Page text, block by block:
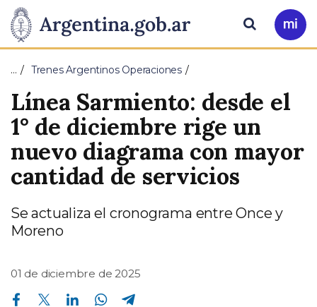
Presidencia
de
la
Nación
Pasar al contenido principal
Ir
a
Buscar
… Trenes Argentinos Operaciones
Línea Sarmiento: desde el
1° de diciembre rige un
nuevo diagrama con mayor
cantidad de servicios
Se actualiza el cronograma entre Once y
Moreno
01 de diciembre de 2025
Compartir en Facebook Compartir en Twitter Compartir en Linkedin Compartir en Whatsapp